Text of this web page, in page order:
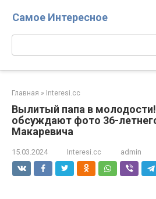
Самое Интересное
Поиск:
Главная » Interesi.cc
Вылитый папа в молодости!
обсуждают фото 36-
Макаревича
15.03.2024 Interesi.cc admin